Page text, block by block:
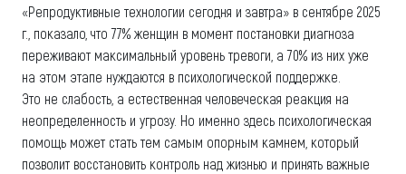
«Репродуктивные технологии сегодня и завтра» в сентябре 2025
г., показало, что 77% женщин в момент постановки диагноза
переживают максимальный уровень тревоги, а 70% из них уже
на этом этапе нуждаются в психологической поддержке.
Это не слабость, а естественная человеческая реакция на
неопределенность и угрозу. Но именно здесь психологическая
помощь может стать тем самым опорным камнем, который
позволит восстановить контроль над жизнью и принять важные